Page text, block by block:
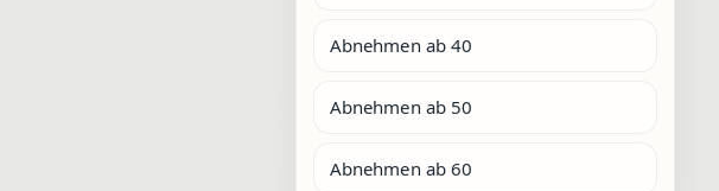
Abnehmen ab 40
Abnehmen ab 50
Abnehmen ab 60